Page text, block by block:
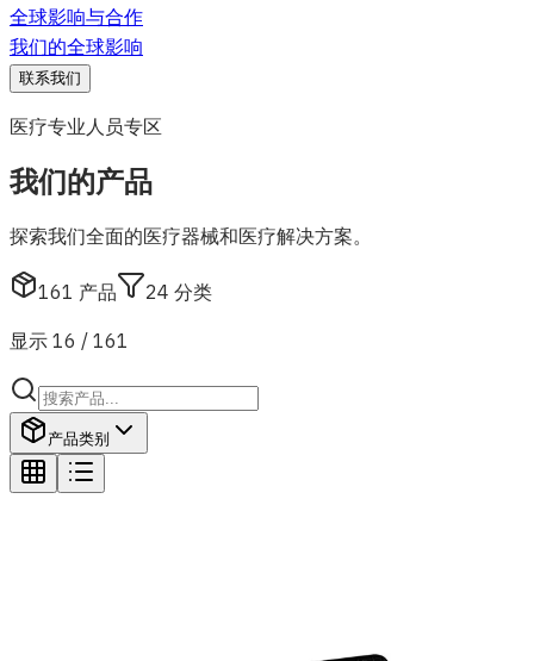
全球影响与合作
我们的全球影响
联系我们
医疗专业人员专区
我们的产品
探索我们全面的医疗器械和医疗解决方案。
161 产品 24 分类
显示 16 / 161
产品类别